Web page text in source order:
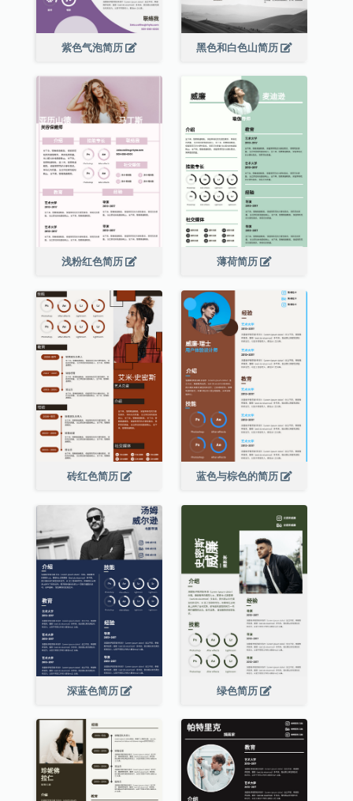
紫色气泡简历 黑色和白色山简历
浅粉红色简历 薄荷简历
砖红色简历 蓝色与棕色的简历
深蓝色简历 绿色简历